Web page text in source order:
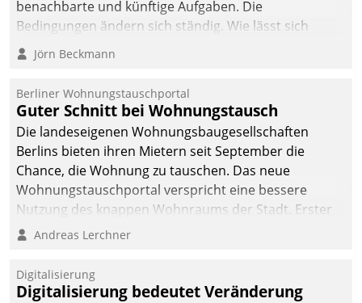
benachbarte und künftige Aufgaben. Die
Bedingungen ändern sich ständig. Wie lässt sich
technisch die Kontrolle wahren und zugleich Freiraum
fürs Wachsen öffnen?
Jörn Beckmann
Berliner Wohnungstauschportal
Guter Schnitt bei Wohnungstausch
Die landeseigenen Wohnungsbaugesellschaften
Berlins bieten ihren Mietern seit September die
Chance, die Wohnung zu tauschen. Das neue
Wohnungstauschportal verspricht eine bessere
Nutzung des knappen Wohnraums der Stadt. Erster
Anwendungsfall für Datatrains Lösung API-Hub mit
Unternehmen.
Andreas Lerchner
Digitalisierung
Digitalisierung bedeutet Veränderung